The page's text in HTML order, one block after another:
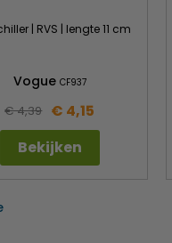
| RVS | lengte 11 cm
Vogue CF937
€ 4,39 € 4,15
Bekijken